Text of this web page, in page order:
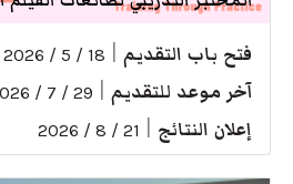
فتح باب التقديم 18 / 5 / 2026
آخر موعد للتقديم 29 / 7 / 2026
إعلان النتائج 21 / 8 / 2026